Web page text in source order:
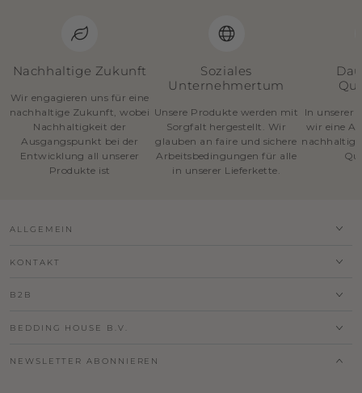
Nachhaltige Zukunft
Wir engagieren uns für eine
nachhaltige Zukunft, wobei
Nachhaltigkeit der
Ausgangspunkt bei der
Entwicklung all unserer
Produkte ist
Soziales
Unternehmertum
Unsere Produkte werden mit
Sorgfalt hergestellt. Wir
glauben an faire und sichere
Arbeitsbedingungen für alle
in unserer Lieferkette.
In unserer
wir eine
ALLGEMEIN
KONTAKT
B2B
BEDDING HOUSE B.V.
NEWSLETTER ABONNIEREN